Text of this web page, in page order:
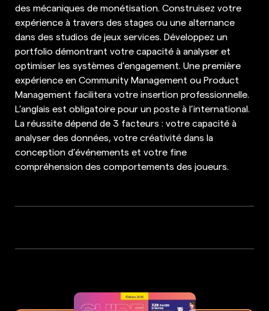
des mécaniques de monétisation. Construisez votre
expérience à travers des stages ou une alternance
dans des studios de jeux services. Développez un
portfolio démontrant votre capacité à analyser et
optimiser les systèmes d’engagement. Une première
expérience en Community Management ou Product
Management facilitera votre insertion professionnelle.
L’anglais est obligatoire pour un poste à l’international.
La réussite dépend de 3 facteurs : votre capacité à
analyser des données, votre créativité dans la
conception d’événements et votre fine
compréhension des comportements des joueurs.